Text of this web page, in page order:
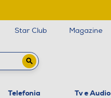
Star Club Magazine
Telefonia Tv e Audio